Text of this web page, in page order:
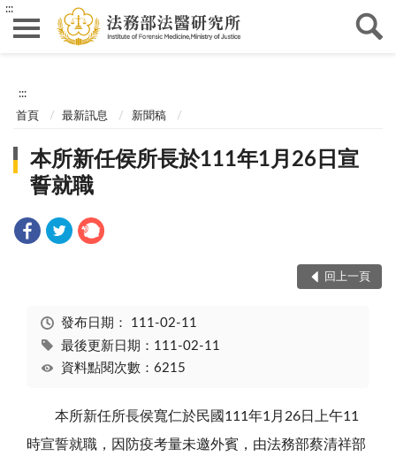
:::
:::
首頁 最新訊息 新聞稿
本所新任侯所長於111年1月26日宣
誓就職
回上一頁
發布日期： 111-02-11
最後更新日期：111-02-11
資料點閱次數：6215
本所新任所長侯寬仁於民國111年1 月 26日上午11
時宣誓就職，因防疫考量未邀外賓，由法務部蔡清祥部